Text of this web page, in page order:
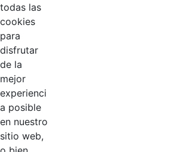
todas las
cookies
para
disfrutar
de la
mejor
experienci
a posible
en nuestro
sitio web,